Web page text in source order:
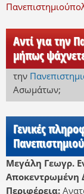
Αντί για την
μήπως
την
Ασωμάτων;
Γενικές
Μεγάλη Γεωγρ.
Αποκεντρωμένη
Περιφέρεια: